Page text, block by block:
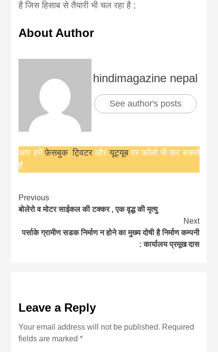
है जिस हिसाब से तैयारी भी चल रहा है ;
About Author
hindimagazine nepal
See author's posts
आप हमेंफ़ेसबुक,ट्विटरऔरयूट्यूबपर फ़ॉलो भी कर सकते
हैं.
Continue
Reading
Previous
बोलेरो व मोटर साईकल की टक्कर , एक वृद्ध की मृत्यु
Next
पर्साके ग्रामीण सडक निर्माण न होने का मुख्य दोषी है निर्माण कम्पनी
: कार्यालय प्रमूख दास
Leave a Reply
Your email address will not be published. Required
fields are marked*